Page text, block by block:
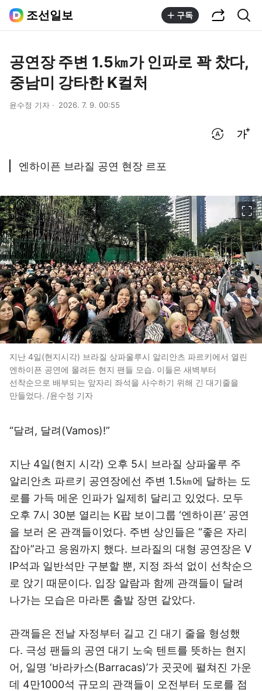
조선일보 구독
공연장 주변 1.5㎞가 인파로 꽉 찼다,
중남미 강타한 K컬처
윤수정 기자 2026. 7. 9. 00:55
엔하이픈 브라질 공연 현장 르포
지난 4일(현지시각) 브라질 상파울루시 알리안츠 파르키에서 열린
엔하이픈 공연에 몰려든 현지 팬들 모습. 이들은 새벽부터
선착순으로 배부되는 앞자리 좌석을 사수하기 위해 긴 대기줄을
만들었다. /윤수정 기자
“달려, 달려(Vamos)!”
지난 4일(현지 시각) 오후 5시 브라질 상파울루 주
알리안츠 파르키 공연장에선 주변 1.5㎞에 달하는 도
로를 가득 메운 인파가 일제히 달리고 있었다. 모두
오후 7시 30분 열리는 K팝 보이그룹 ‘엔하이픈’ 공연
을 보러 온 관객들이었다. 주변 상인들은 “좋은 자리
잡아”라고 응원까지 했다. 브라질의 대형 공연장은 V
IP석과 일반석만 구분할 뿐, 지정 좌석 없이 선착순으
로 앉기 때문이다. 입장 알람과 함께 관객들이 달려
나가는 모습은 마라톤 출발 장면 같았다.
관객들은 전날 자정부터 길고 긴 대기 줄을 형성했
다. 극성 팬들의 공연 대기 노숙 텐트를 뜻하는 현지
어, 일명 ‘바라카스(Barracas)’가 곳곳에 펼쳐진 가운
데 4만1000석 규모의 관객들이 오전부터 도로를 점